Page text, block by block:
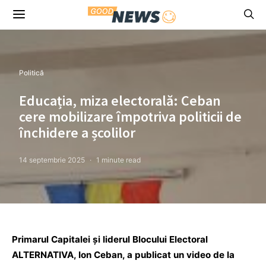
Politică
Educația, miza electorală: Ceban
cere mobilizare împotriva politicii de
închidere a școlilor
14 septembrie 2025 1 minute read
Primarul Capitalei și liderul Blocului Electoral
ALTERNATIVA, Ion Ceban, a publicat un video de la